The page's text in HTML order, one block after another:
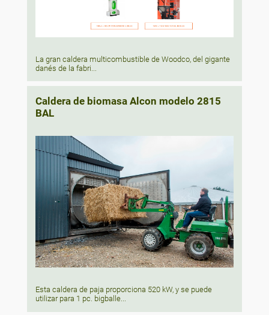
La gran caldera multicombustible de Woodco, del gigante
danés de la fabri...
Caldera de biomasa Alcon modelo 2815
BAL
Esta caldera de paja proporciona 520 kW, y se puede
utilizar para 1 pc. bigballe...